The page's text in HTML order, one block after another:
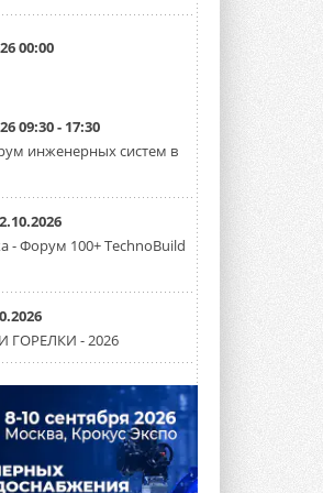
открыла
— спонсирует
соревнования
трамплина и лыжном
на международных ...
магазин
в Сургуте
совместно с
«Энердрим» открыла новый
магазин Midea в Сургуте ...
по
использования
в ходе очередного
00:00
09:30 - 17:30
инженерных систем в
- Форум 100+ TechnoBuild
ГОРЕЛКИ - 2026